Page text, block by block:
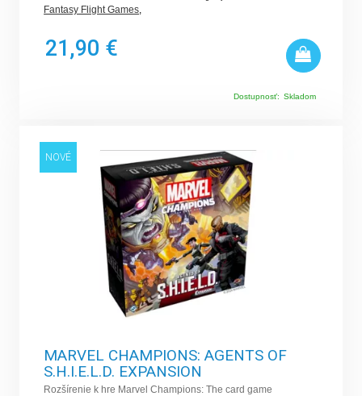
Fantasy Flight Games
21,90 €
Dostupnosť: Skladom
NOVÉ
MARVEL CHAMPIONS: AGENTS OF
S.H.I.E.L.D. EXPANSION
Rozšírenie k hre Marvel Champions: The card game